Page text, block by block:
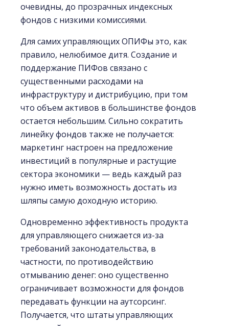
очевидны, до прозрачных индексных
фондов с низкими комиссиями.
Для самих управляющих ОПИФы это, как
правило, нелюбимое дитя. Создание и
поддержание ПИФов связано с
существенными расходами на
инфраструктуру и дистрибуцию, при том
что объем активов в большинстве фондов
остается небольшим. Сильно сократить
линейку фондов также не получается:
маркетинг настроен на предложение
инвестиций в популярные и растущие
сектора экономики — ведь каждый раз
нужно иметь возможность достать из
шляпы самую доходную историю.
Одновременно эффективность продукта
для управляющего снижается из-за
требований законодательства, в
частности, по противодействию
отмыванию денег: оно существенно
ограничивает возможности для фондов
передавать функции на аутсорсинг.
Получается, что штаты управляющих